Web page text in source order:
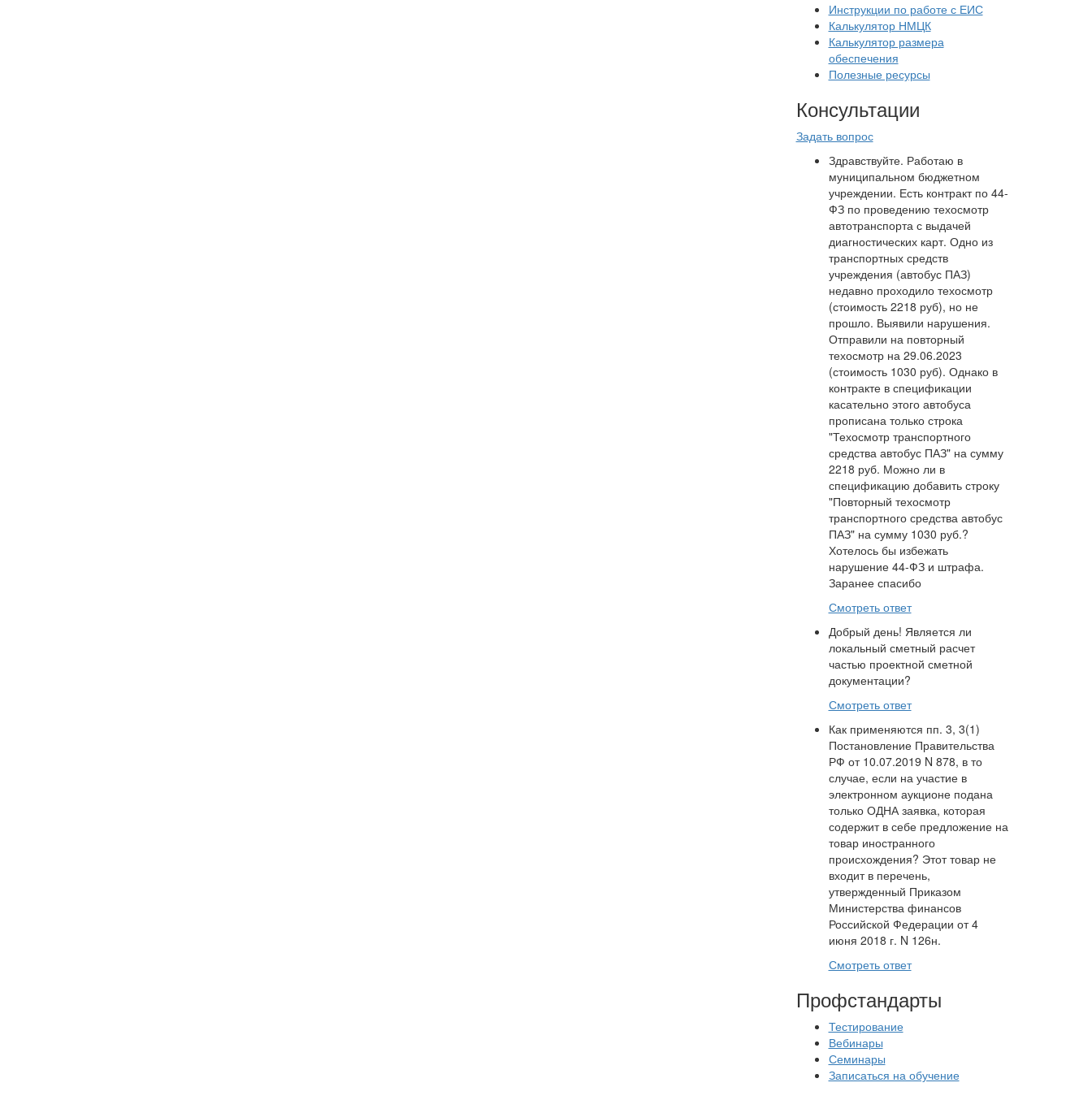
Инструкции по работе с ЕИС
Калькулятор НМЦК
Калькулятор размера
обеспечения
Полезные ресурсы
Консультации
Задать вопрос
Здравствуйте. Работаю в
муниципальном бюджетном
учреждении. Есть контракт по 44-
ФЗ по проведению техосмотр
автотранспорта с выдачей
диагностических карт. Одно из
транспортных средств
учреждения (автобус ПАЗ)
недавно проходило техосмотр
(стоимость 2218 руб), но не
прошло. Выявили нарушения.
Отправили на повторный
техосмотр на 29.06.2023
(стоимость 1030 руб). Однако в
контракте в спецификации
касательно этого автобуса
прописана только строка
"Техосмотр транспортного
средства автобус ПАЗ" на сумму
2218 руб. Можно ли в
спецификацию добавить строку
"Повторный техосмотр
транспортного средства автобус
ПАЗ" на сумму 1030 руб.?
Хотелось бы избежать
нарушение 44-ФЗ и штрафа.
Заранее спасибо
Смотреть ответ
Добрый день! Является ли
локальный сметный расчет
частью проектной сметной
документации?
Смотреть ответ
Как применяются пп. 3, 3(1)
Постановление Правительства
РФ от 10.07.2019 N 878, в то
случае, если на участие в
электронном аукционе подана
только ОДНА заявка, которая
содержит в себе предложение на
товар иностранного
происхождения? Этот товар не
входит в перечень,
утвержденный Приказом
Министерства финансов
Российской Федерации от 4
июня 2018 г. N 126н.
Смотреть ответ
Профстандарты
Тестирование
Вебинары
Семинары
Записаться на обучение